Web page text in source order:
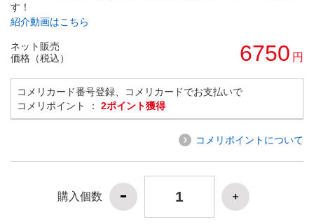
す！
紹介動画はこちら
ネット販売
価格（税込）
6750 円
コメリカード番号登録、コメリカードでお支払いで
コメリポイント ： 2ポイント獲得
コメリポイントについて
購入個数